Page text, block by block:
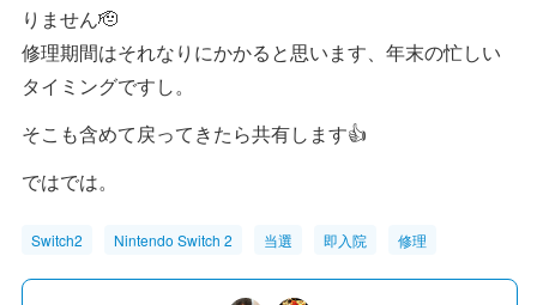
りません🫡
修理期間はそれなりにかかると思います、年末の忙しい
タイミングですし。
そこも含めて戻ってきたら共有します👍
ではでは。
Switch2 Nintendo Switch 2 当選 即入院 修理